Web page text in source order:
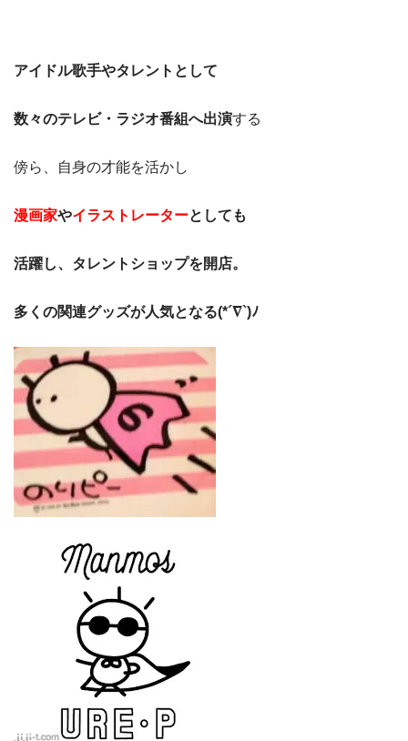
アイドル歌手やタレントとして
数々のテレビ・ラジオ番組へ出演する
傍ら、自身の才能を活かし
漫画家やイラストレーターとしても
活躍し、タレントショップを開店。
多くの関連グッズが人気となる(*´∇`)ﾉ